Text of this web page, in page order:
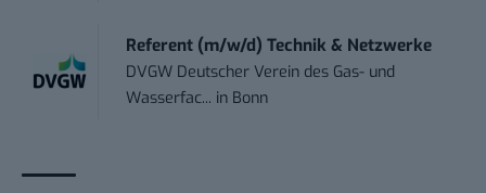
Referent (m/w/d) Technik & Netzwerke
DVGW Deutscher Verein des Gas- und
Wasserfac... in Bonn